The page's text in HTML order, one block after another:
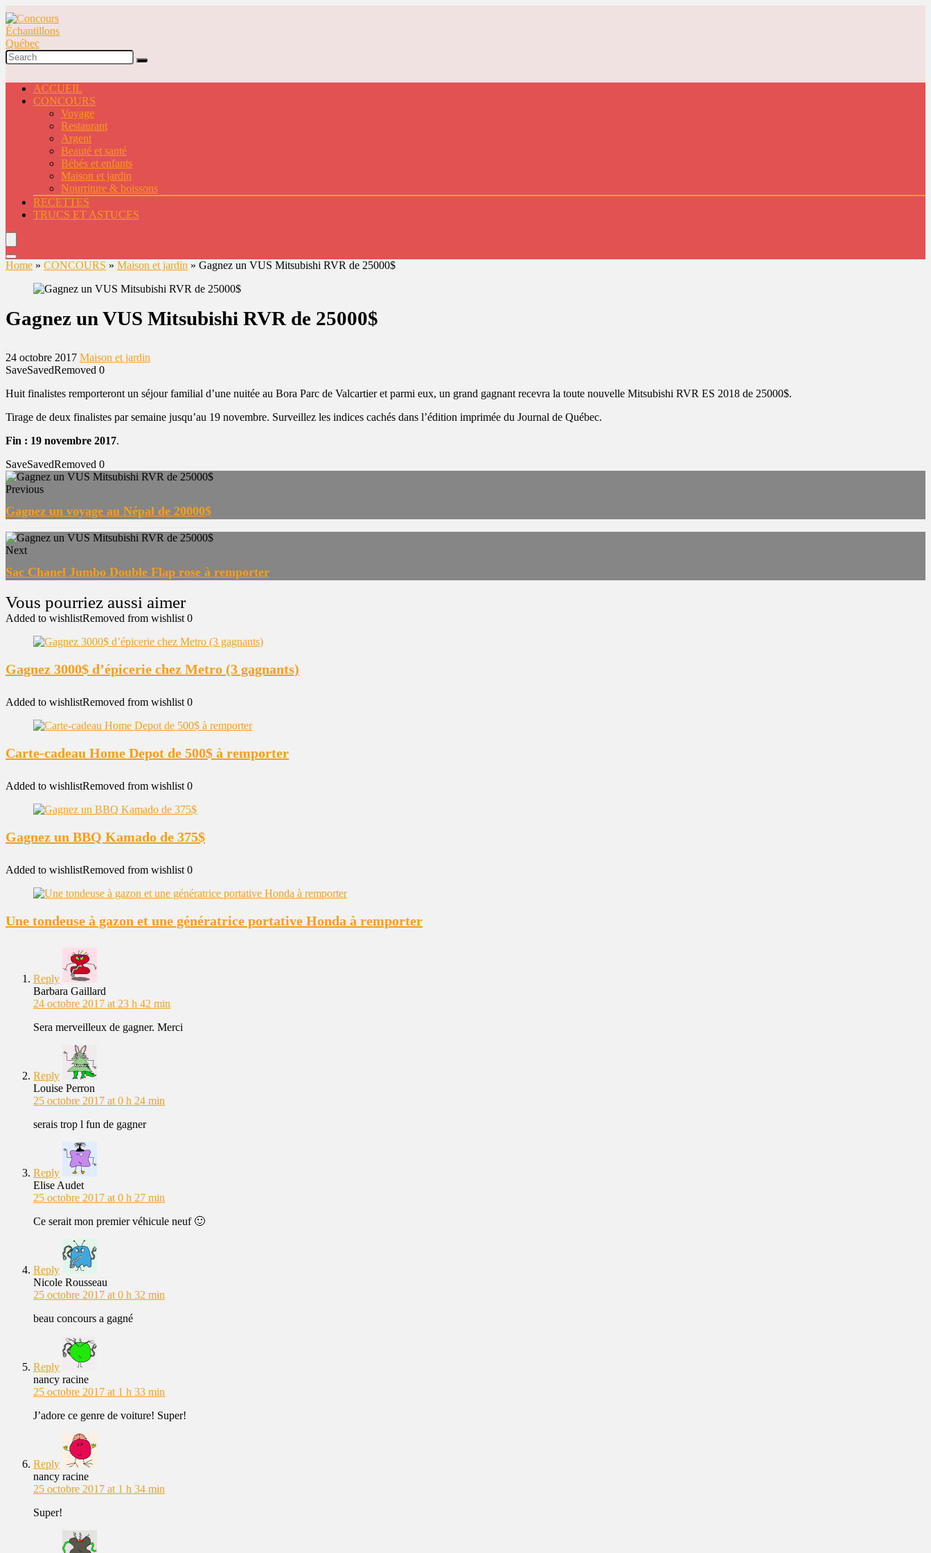
ACCUEIL
CONCOURS
Voyage
Restaurant
Argent
Beauté et santé
Bébés et enfants
Maison et jardin
Nourriture & boissons
RECETTES
TRUCS ET ASTUCES
Home » CONCOURS » Maison et jardin » Gagnez un VUS Mitsubishi RVR de 25000$
Gagnez un VUS Mitsubishi RVR de 25000$
24 octobre 2017 Maison et jardin
SaveSavedRemoved 0
Huit finalistes remporteront un séjour familial d’une nuitée au Bora Parc de Valcartier et parmi eux, un grand gagnant recevra la toute nouvelle Mitsubishi RVR ES 2018 de 25000$.
Tirage de deux finalistes par semaine jusqu’au 19 novembre. Surveillez les indices cachés dans l’édition imprimée du Journal de Québec.
Fin : 19 novembre 2017.
SaveSavedRemoved 0
Previous
Gagnez un voyage au Népal de 20000$
Next
Sac Chanel Jumbo Double Flap rose à remporter
Added to wishlistRemoved from wishlist 0
Gagnez 3000$ d’épicerie chez Metro (3 gagnants)
Added to wishlistRemoved from wishlist 0
Carte-cadeau Home Depot de 500$ à remporter
Added to wishlistRemoved from wishlist 0
Gagnez un BBQ Kamado de 375$
Added to wishlistRemoved from wishlist 0
Une tondeuse à gazon et une génératrice portative Honda à remporter
Reply
Barbara Gaillard
24 octobre 2017 at 23 h 42 min
Sera merveilleux de gagner. Merci
Reply
Louise Perron
25 octobre 2017 at 0 h 24 min
serais trop l fun de gagner
Reply
Elise Audet
25 octobre 2017 at 0 h 27 min
Ce serait mon premier véhicule neuf 🙂
Reply
Nicole Rousseau
25 octobre 2017 at 0 h 32 min
beau concours a gagné
Reply
nancy racine
25 octobre 2017 at 1 h 33 min
J’adore ce genre de voiture! Super!
Reply
nancy racine
25 octobre 2017 at 1 h 34 min
Super!